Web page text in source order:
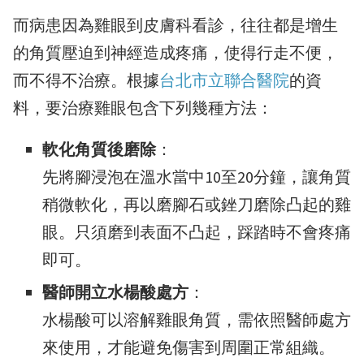
而病患因為雞眼到皮膚科看診，往往都是增生
的角質壓迫到神經造成疼痛，使得行走不便，
而不得不治療。根據台北市立聯合醫院的資
料，要治療雞眼包含下列幾種方法：
軟化角質後磨除：
先將腳浸泡在溫水當中10至20分鐘，讓角質
稍微軟化，再以磨腳石或銼刀磨除凸起的雞
眼。只須磨到表面不凸起，踩踏時不會疼痛
即可。
醫師開立水楊酸處方 ：
水楊酸可以溶解雞眼角質，需依照醫師處方
來使用，才能避免傷害到周圍正常組織。